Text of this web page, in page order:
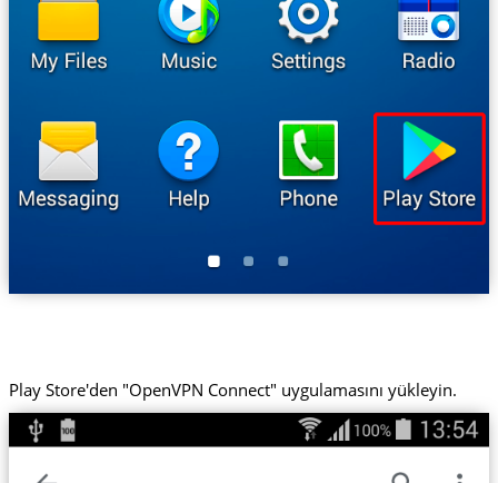
Play Store'den "OpenVPN Connect" uygulamasını yükleyin.